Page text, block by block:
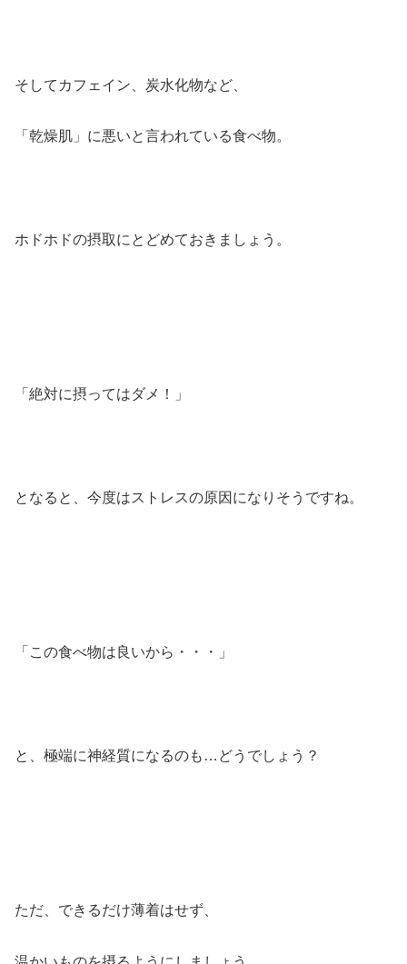
そしてカフェイン、炭水化物など、
「乾燥肌」に悪いと言われている食べ物。
ホドホドの摂取にとどめておきましょう。
「絶対に摂ってはダメ！」
となると、今度はストレスの原因になりそうですね。
「この食べ物は良いから・・・」
と、極端に神経質になるのも…どうでしょう？
ただ、できるだけ薄着はせず、